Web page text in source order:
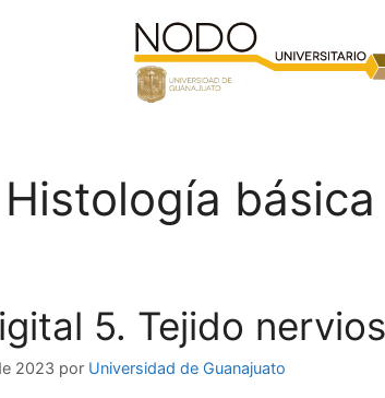
5. Tejido
2023 por Universidad de Guanajuato